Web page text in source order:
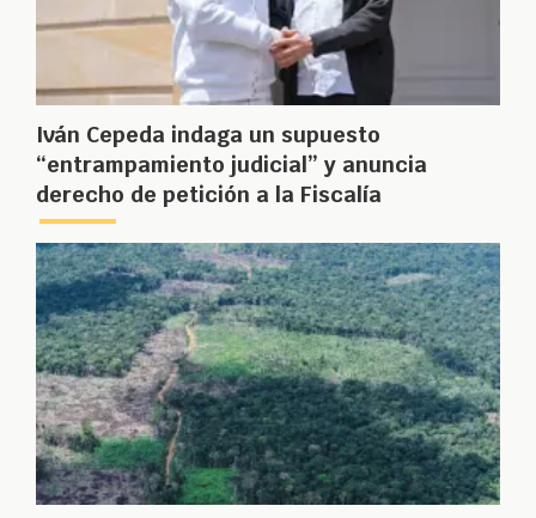
Iván Cepeda indaga un supuesto
“entrampamiento judicial” y anuncia
derecho de petición a la Fiscalía